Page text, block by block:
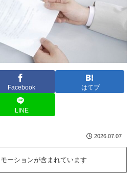
Facebook はてブ
LINE
2026.07.07
ーションが含まれています